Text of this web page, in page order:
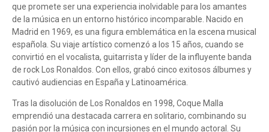
que promete ser una experiencia inolvidable para los amantes
de la música en un entorno histórico incomparable. Nacido en
Madrid en 1969, es una figura emblemática en la escena musical
española. Su viaje artístico comenzó a los 15 años, cuando se
convirtió en el vocalista, guitarrista y líder de la influyente banda
de rock Los Ronaldos. Con ellos, grabó cinco exitosos álbumes y
cautivó audiencias en España y Latinoamérica.
Tras la disolución de Los Ronaldos en 1998, Coque Malla
emprendió una destacada carrera en solitario, combinando su
pasión por la música con incursiones en el mundo actoral. Su